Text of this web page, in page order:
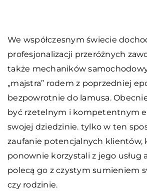
We współczesnym świecie
profesjonalizacji przeróżnych
także mechaników
„majstra” rodem z poprzedniej
bezpowrotnie do lamusa.
być rzetelnym i kompetentnym
swojej dziedzinie. tylko w ten
zaufanie potencjalnych klientów,
ponownie korzystali z jego usług
polecą go z czystym sumieniem
czy rodzinie.